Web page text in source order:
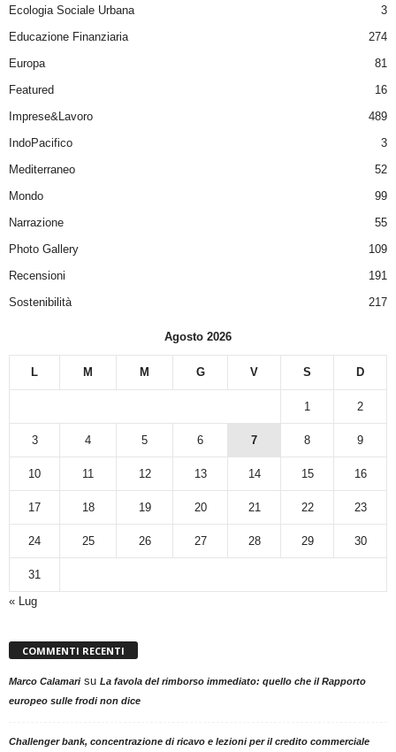
Ecologia Sociale Urbana
3
Educazione Finanziaria
274
Europa
81
Featured
16
Imprese&Lavoro
489
IndoPacifico
3
Mediterraneo
52
Mondo
99
Narrazione
55
Photo Gallery
109
Recensioni
191
Sostenibilità
217
Agosto 2026
L M M G V S D
1 2
3 4 5 6 7 8 9
10 11 12 13 14 15 16
17 18 19 20 21 22 23
24 25 26 27 28 29 30
31
« Lug
COMMENTI RECENTI
Marco Calamarisu La favola del rimborso immediato: quello che il Rapporto
europeo sulle frodi non dice
Challenger bank, concentrazione di ricavo e lezioni per il credito commerciale